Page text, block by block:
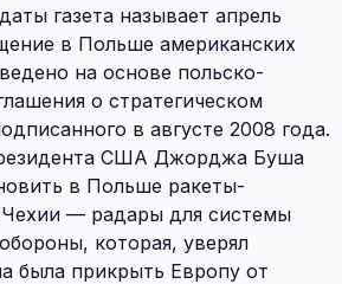
газета называет апрель
в Польше американских
на основе польско-
о стратегическом
в августе 2008 года.
США Джорджа Буша
в Польше ракеты-
Чехии — радары для системы
которая, уверял
была прикрыть Европу от